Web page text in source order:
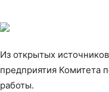
Из открытых
предприятия Комитета
работы.